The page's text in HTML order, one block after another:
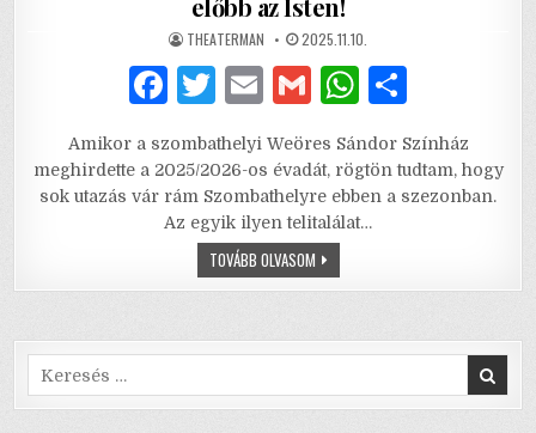
előbb az Isten!
AUTHOR:
THEATERMAN PUBLISHED
2025.11.10.
F
c
e
b
k
T
it
te
r
E
ai
l
G
ai
l
W
at
s
A
ar
e
Amikor a szombathelyi Weöres Sándor Színház
meghirdette a 2025/2026-os évadát, rögtön tudtam, hogy
sok utazás vár rám Szombathelyre ebben a szezonban.
Az egyik ilyen telitalálat…
TOVÁBB OLVASOMUTÁNKÉPZÉS
ITTAS
VEZETŐKNEK
ELŐBB
AZ
Search
for: